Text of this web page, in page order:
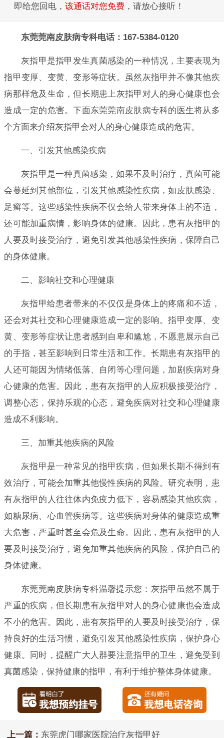
即给您回电， 该通话对您免费 ，请放心接听！
东莞莞南皮肤病专科电话：167-5384-0120
灰指甲是指甲发生真菌感染的一种情况，主要表现为
指甲变厚、变黄、变形等症状。虽然灰指甲并不像其他疾
病那样危及生命，但长期患上灰指甲对人的身心健康也会
造成一定的危害。下面东莞莞南皮肤病专科的医生将从多
个方面来介绍灰指甲会对人的身心健康造成的危害。
一、引发其他感染疾病
灰指甲是一种真菌感染，如果不及时治疗，真菌可能
会蔓延到其他部位，引发其他感染性疾病，如皮肤感染、
足癣等。这些感染性疾病不仅会给人带来身体上的不适，
还可能加重病情，影响身体的健康。因此，患有灰指甲的
人要及时接受治疗，避免引发其他感染性疾病，保障自己
的身体健康。
二、影响社交和心理健康
灰指甲给患者带来的不仅仅是身体上的疼痛和不适，
还会对其社交和心理健康造成一定的影响。指甲变厚、变
黄、变形等症状让患者感到自卑和尴尬，不愿意展示自己
的手指，甚至影响到日常生活和工作。长期患有灰指甲的
人还可能因为情绪低落、自闭等心理问题，加剧疾病对身
心健康的危害。因此，患有灰指甲的人应积极接受治疗，
调整心态，保持乐观的心态，避免疾病对社交和心理健康
造成不利影响。
三、加重其他疾病的风险
灰指甲是一种常见的指甲疾病，但如果长期不得到有
效治疗，可能会加重其他慢性疾病的风险。研究表明，患
有灰指甲的人往往体内免疫力低下，容易感染其他疾病，
如糖尿病、心血管疾病等。这些疾病对身体的健康造成重
大危害，严重时甚至会危及生命。因此，患有灰指甲的人
要及时接受治疗，避免加重其他疾病的风险，保护自己的
身体健康。
东莞莞南皮肤病专科温馨提示您：灰指甲虽然不属于
严重的疾病，但长期患有灰指甲对人的身心健康也会造成
不小的危害。因此，患有灰指甲的人要及时接受治疗，保
持良好的生活习惯，避免引发其他感染性疾病，保护身心
健康。同时，提醒广大人群要注意指甲的卫生，避免受到
真菌感染，保持健康的指甲，有利于维护整体身体健康。
上一篇： 东莞虎门哪家医院治疗灰指甲好